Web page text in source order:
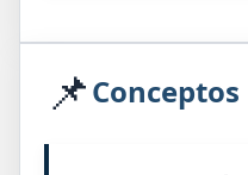
📌Conceptos